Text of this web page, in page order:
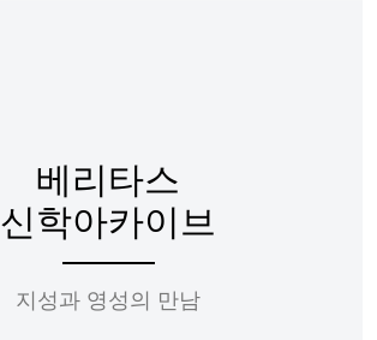
베리타스
신학아카이브
지성과 영성의 만남